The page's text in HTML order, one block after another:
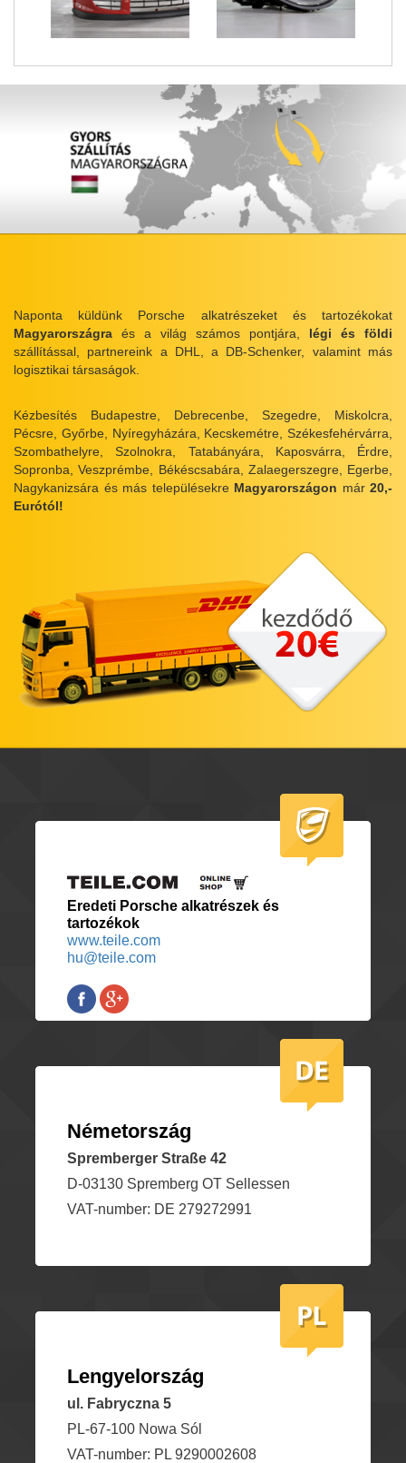
Naponta küldünk Porsche alkatrészeket és tartozékokat
Magyarországra és a világ számos pontjára, légi és földi
szállítással, partnereink a DHL, a DB-Schenker, valamint más
logisztikai társaságok.
Kézbesítés Budapestre, Debrecenbe, Szegedre, Miskolcra,
Pécsre, Győrbe, Nyíregyházára, Kecskemétre, Székesfehérvárra,
Szombathelyre, Szolnokra, Tatabányára, Kaposvárra, Érdre,
Sopronba, Veszprémbe, Békéscsabára, Zalaegerszegre, Egerbe,
Nagykanizsára és más településekre Magyarországon már 20,-
Eurótól!
Eredeti Porsche alkatrészek és
tartozékok
www.teile.com
hu@teile.com
Németország
Spremberger Straße 42
D-03130 Spremberg OT Sellessen
VAT-number: DE 279272991
Lengyelország
ul. Fabryczna 5
PL-67-100 Nowa Sól
VAT-number: PL 9290002608